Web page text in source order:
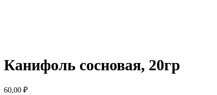
Канифоль сосновая, 20гр
60,00 ₽